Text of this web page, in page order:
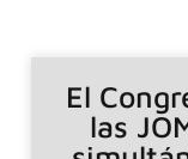
El
las